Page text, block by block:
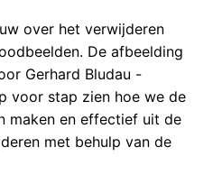
over het verwijderen
De afbeelding
Gerhard Bludau -
voor stap zien hoe we de
maken en effectief uit de
met behulp van de